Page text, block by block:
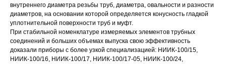
внутреннего диаметра резьбы труб, диаметра, овальности и разности
диаметров, на основании которой определяется конусность гладкой
уплотнительной поверхности труб и муфт.
При стабильной номенклатуре измеряемых элементов трубных
соединений и больших объемах выпуска свою эффективность
доказали приборы с более узкой специализацией: НИИК-100/15,
НИИК-100/16, НИИК-100/17, НИИК-100/17-05, НИИК-100/24,